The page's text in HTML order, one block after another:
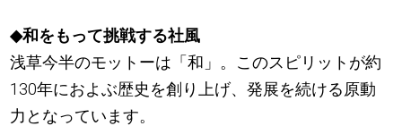
◆和をもって挑戦する社風
浅草今半のモットーは「和」。このスピリットが約
130年におよぶ歴史を創り上げ、発展を続ける原動
力となっています。